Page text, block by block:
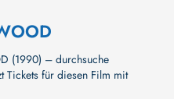
(1990) – durchsuche
Tickets für diesen Film mit